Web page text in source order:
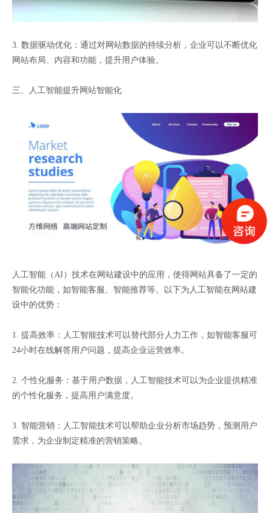
3. 数据驱动优化：通过对网站数据的持续分析，企业可以不断优化
网站布局、内容和功能，提升用户体验。
三、人工智能提升网站智能化
人工智能（AI）技术在网站建设中的应用，使得网站具备了一定的
智能化功能，如智能客服、智能推荐等。以下为人工智能在网站建
设中的优势：
1. 提高效率：人工智能技术可以替代部分人力工作，如智能客服可
24小时在线解答用户问题，提高企业运营效率。
2. 个性化服务：基于用户数据，人工智能技术可以为企业提供精准
的个性化服务，提高用户满意度。
3. 智能营销：人工智能技术可以帮助企业分析市场趋势，预测用户
需求，为企业制定精准的营销策略。